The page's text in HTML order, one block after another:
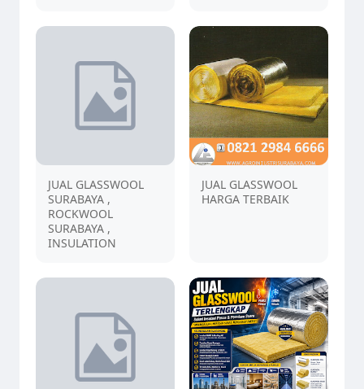
JUAL GLASSWOOL
SURABAYA ,
ROCKWOOL
SURABAYA ,
INSULATION
JUAL GLASSWOOL
HARGA TERBAIK